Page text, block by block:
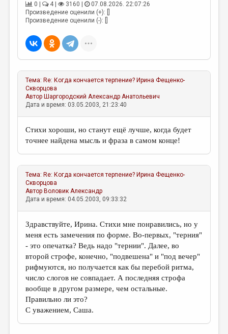
ОТ РЕДАКЦИИ
ЭССЕИСТИКА
КУЛЬТУРОВЕДЕНИЕ
ПУБЛИЦИСТИКА
РЕЦЕНЗИРОВАНИЕ
ЦИКЛЫ ПУБЛИКАЦИЙ
ТРЕДИАКОВСКИЙ
МЕДИА
ВКОНТАКТЕ
0 |
4 | 3160 |
07.08.2026. 22:07:26
Произведение оценили (+): []
Произведение оценили (-): []
Тема: Re: Когда кончается терпение? Ирина Фещенко-
Скворцова
Автор Шаргородский Александр Анатольевич
Дата и время: 03.05.2003, 21:23:40
Стихи хороши, но станут ещё лучше, когда будет
точнее найдена мысль и фраза в самом конце!
Тема: Re: Когда кончается терпение? Ирина Фещенко-
Скворцова
Автор Воловик Александр
Дата и время: 04.05.2003, 09:33:32
Здравствуйте, Ирина. Стихи мне понравились, но у
меня есть замечения по форме. Во-первых, "терния"
- это опечатка? Ведь надо "тернии". Далее, во
второй строфе, конечно, "подвешена" и "под вечер"
рифмуются, но получается как бы перебой ритма,
число слогов не совпадает. А последняя строфа
вообще в другом размере, чем остальные.
Правильно ли это?
С уважением, Саша.